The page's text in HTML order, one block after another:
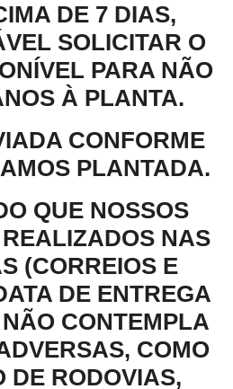
DE 7 DIAS,
SOLICITAR O
PARA NÃO
À PLANTA.
CONFORME
PLANTADA.
QUE NOSSOS
NAS
(CORREIOS E
DE ENTREGA
CONTEMPLA
COMO
DE RODOVIAS,